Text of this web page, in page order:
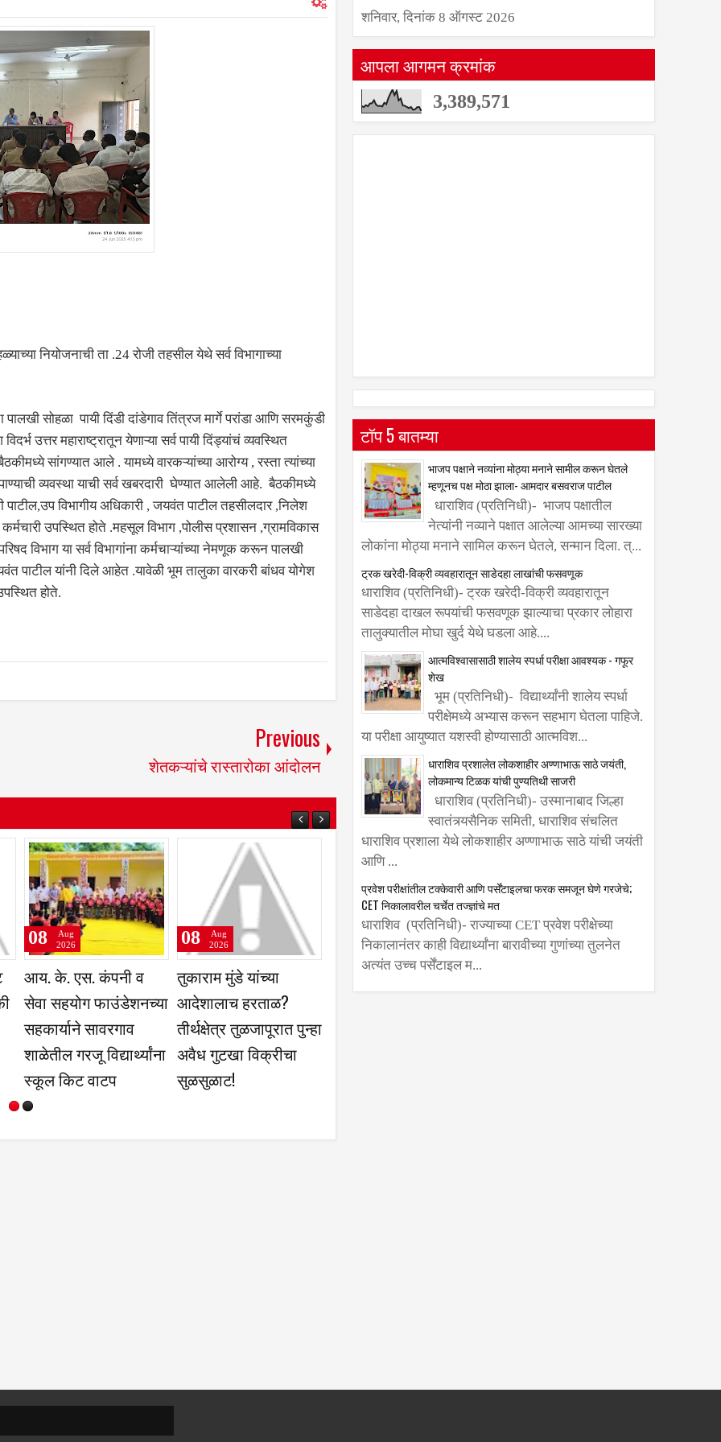
नियोजनाची ता .24 रोजी तहसील येथे सर्व विभागाच्या
सोहळा पायी दिंडी दांडेगाव तिंत्रज मार्गे परांडा आणि सरमकुंडी
उत्तर महाराष्ट्रातून येणाऱ्या सर्व पायी दिंड्यांचं व्यवस्थित
सांगण्यात आले . यामध्ये वारकऱ्यांच्या आरोग्य , रस्ता त्यांच्या
व्यवस्था याची सर्व खबरदारी घेण्यात आलेली आहे. बैठकीमध्ये
पाटील,उप विभागीय अधिकारी , जयवंत पाटील तहसीलदार ,निलेश
उपस्थित होते .महसूल विभाग ,पोलीस प्रशासन ,ग्रामविकास
विभाग या सर्व विभागांना कर्मचाऱ्यांच्या नेमणूक करून पालखी
पाटील यांनी दिले आहेत .यावेळी भूम तालुका वारकरी बांधव योगेश
होते.
Previous
शेतकऱ्यांचे रास्तारोका आंदोलन
राष्ट्रीय सेवा योजनेच्या
स्वयंसेवकांकडुन
समाजसेवेचे वैश्विक कार्य
घडते- संचालक डॉ.
सोमिनाथ खाडे
08
2026
धाराशिव येथे 11 ऑगस्ट
रोजी तेरणा अभियांत्रिकी
महाविद्याल येथे पंडित
दीनदयाल उपाध्याय
रोजगार मेळावा
08
Aug
2026
शनिवार, दिनांक 8 ऑगस्ट 2026
आपला आगमन क्रमांक
3,389,571
टॉप 5 बातम्या
भाजप पक्षाने नव्यांना मोठ्या मनाने सामील करून घेतले
म्हणूनच पक्ष मोठा झाला- आमदार बसवराज पाटील
धाराशिव (प्रतिनिधी)- भाजप पक्षातील
नेत्यांनी नव्याने पक्षात आलेल्या आमच्या सारख्या
लोकांना मोठ्या मनाने सामिल करून घेतले, सन्मान दिला. त्...
ट्रक खरेदी-विक्री व्यवहारातून साडेदहा लाखांची फसवणूक
धाराशिव (प्रतिनिधी)- ट्रक खरेदी-विक्री व्यवहारातून
साडेदहा दाखल रूपयांची फसवणूक झाल्याचा प्रकार लोहारा
तालुक्यातील मोघा खुर्द येथे घडला आहे....
आत्मविश्वासासाठी शालेय स्पर्धा परीक्षा आवश्यक - गफूर
शेख
भूम (प्रतिनिधी)- विद्यार्थ्यांनी शालेय स्पर्धा
परीक्षेमध्ये अभ्यास करून सहभाग घेतला पाहिजे.
या परीक्षा आयुष्यात यशस्वी होण्यासाठी आत्मविश...
धाराशिव प्रशालेत लोकशाहीर अण्णाभाऊ साठे जयंती,
लोकमान्य टिळक यांची पुण्यतिथी साजरी
धाराशिव (प्रतिनिधी)- उस्मानाबाद जिल्हा
स्वातंत्र्यसैनिक समिती, धाराशिव संचलित
धाराशिव प्रशाला येथे लोकशाहीर अण्णाभाऊ साठे यांची जयंती
आणि ...
प्रवेश परीक्षांतील टक्केवारी आणि पर्सेंटाइलचा फरक समजून घेणे गरजेचे;
CET निकालावरील चर्चेत तज्ज्ञांचे मत
धाराशिव (प्रतिनिधी)- राज्याच्या CET प्रवेश परीक्षेच्या
निकालानंतर काही विद्यार्थ्यांना बारावीच्या गुणांच्या तुलनेत
अत्यंत उच्च पर्सेंटाइल म...